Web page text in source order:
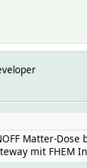
Matter-Dose
mit FHEM